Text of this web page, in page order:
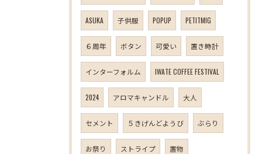
ASUKA 子供服 POPUP PETITMIG
６周年 ボタン 可愛い 置き時計
インターフォルム IWATE COFFEE FESTIVAL
2024 アロマキャンドル 大人
セメント ５きげんどようび ぶらり
お祭り ストライプ 置物